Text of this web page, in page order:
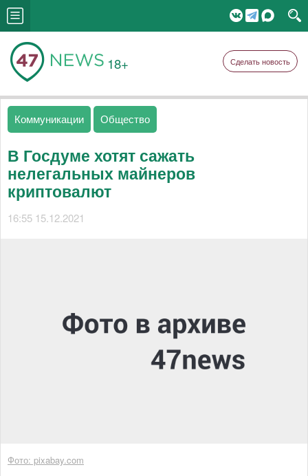
18+ Сделать новость
Коммуникации Общество
В Госдуме хотят сажать
нелегальных майнеров
криптовалют
16:55 15.12.2021
Фото: pixabay.com